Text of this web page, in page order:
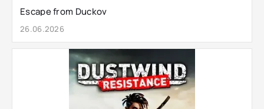
Escape from Duckov
26.06.2026